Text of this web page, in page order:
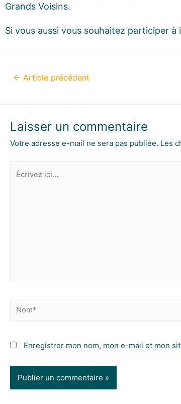
Grands Voisins.
Si vous aussi vous souhaitez participer
← Article précédent
Laisser un commentaire
Votre adresse e-mail ne sera pas publiée. Les
Enregistrer mon nom, mon e-mail et mon